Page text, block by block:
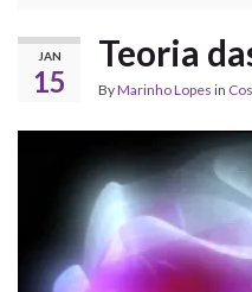
JAN
15
Teoria
ByMarinho Lopes in